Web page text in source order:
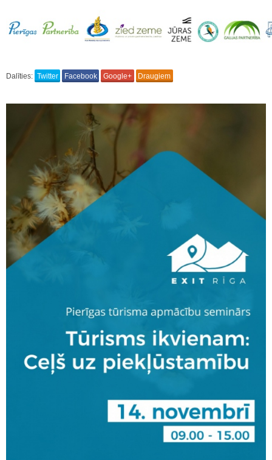
Dalīties: Twitter Facebook Google+ Draugiem